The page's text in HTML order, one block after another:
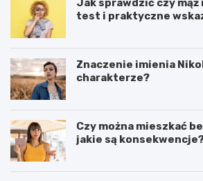
Jak sprawdzić czy mąż
test i praktyczne
Znaczenie imienia
charakterze?
Czy można mieszkać
jakie są